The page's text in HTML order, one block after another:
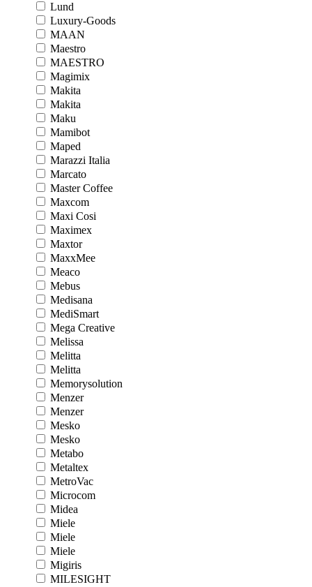
Lund
Luxury-Goods
MAAN
Maestro
MAESTRO
Magimix
Makita
Makita
Maku
Mamibot
Maped
Marazzi Italia
Marcato
Master Coffee
Maxcom
Maxi Cosi
Maximex
Maxtor
MaxxMee
Meaco
Mebus
Medisana
MediSmart
Mega Creative
Melissa
Melitta
Melitta
Memorysolution
Menzer
Menzer
Mesko
Mesko
Metabo
Metaltex
MetroVac
Microcom
Midea
Miele
Miele
Miele
Migiris
MILESIGHT